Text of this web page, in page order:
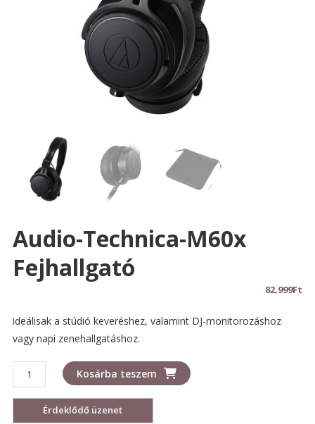
Audio-Technica-M60x
Fejhallgató
82.999Ft
Ideálisak a stúdió keveréshez, valamint DJ-monitorozáshoz
vagy napi zenehallgatáshoz.
Audio-
Technica-
M60x
fejhallgató
Kosárba teszem